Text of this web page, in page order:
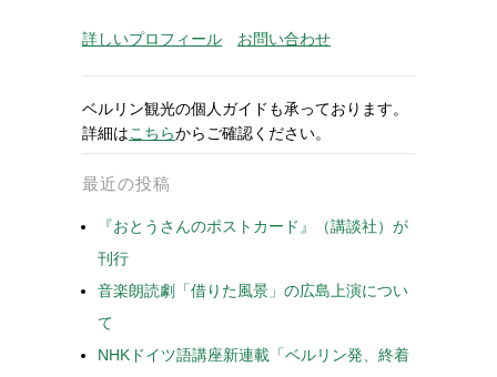
詳しいプロフィール お問い合わせ
ベルリン観光の個人ガイドも承っております。
詳細はこちらからご確認ください。
最近の投稿
『おとうさんのポストカード』（講談社）が
刊行
音楽朗読劇「借りた風景」の広島上演につい
て
NHKドイツ語講座新連載「ベルリン発、終着